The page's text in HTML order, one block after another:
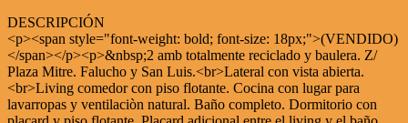
DESCRIPCIÓN
<p><span style="font-weight: bold; font-size: 18px;">(VENDIDO)
</span></p><p>&nbsp;2 amb totalmente reciclado y baulera. Z/
Plaza Mitre. Falucho y San Luis.<br>Lateral con vista abierta.
<br>Living comedor con piso flotante. Cocina con lugar para
lavarropas y ventilaciòn natural. Baño completo. Dormitorio con